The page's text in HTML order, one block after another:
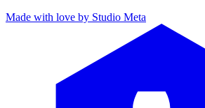
Made with love by Studio Meta